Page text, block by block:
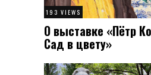
193 VIEWS
О выставке «Пётр
Сад в цвету»